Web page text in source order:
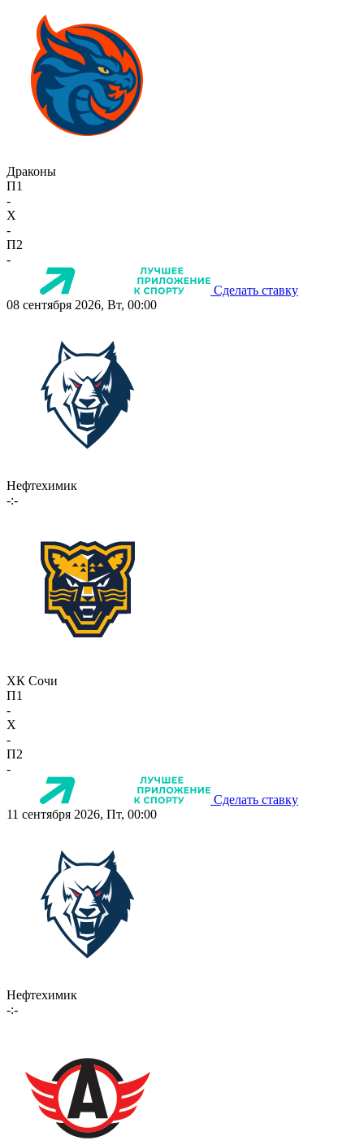
Драконы
П1
-
X
-
П2
-
Сделать ставку
08 сентября 2026, Вт, 00:00
Нефтехимик
-:-
ХК Сочи
П1
-
X
-
П2
-
Сделать ставку
11 сентября 2026, Пт, 00:00
Нефтехимик
-:-